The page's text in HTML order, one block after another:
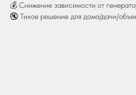
💰 Снижение зависимости от
🔇 Тихое решение для дома/дачи/